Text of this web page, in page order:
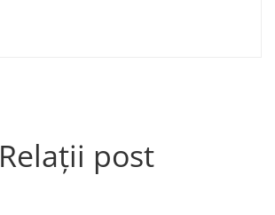
Relații post